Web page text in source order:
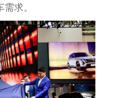
求。